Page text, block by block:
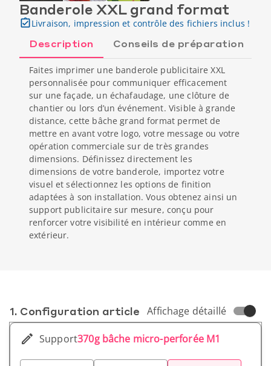
Banderole XXL grand format
Livraison, impression et contrôle des fichiers inclus !
Description Conseils de préparation
Faites imprimer une banderole publicitaire XXL
personnalisée pour communiquer efficacement
sur une façade, un échafaudage, une clôture de
chantier ou lors d’un événement. Visible à grande
distance, cette bâche grand format permet de
mettre en avant votre logo, votre message ou votre
opération commerciale sur de très grandes
dimensions. Définissez directement les
dimensions de votre banderole, importez votre
visuel et sélectionnez les options de finition
adaptées à son installation. Vous obtenez ainsi un
support publicitaire sur mesure, conçu pour
renforcer votre visibilité en intérieur comme en
extérieur.
1. Conf­iguration article Affichage détaillé
Support370g bâche micro-perforée M1